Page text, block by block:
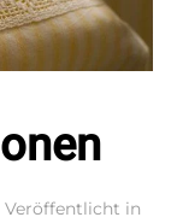
Veröffentlicht in